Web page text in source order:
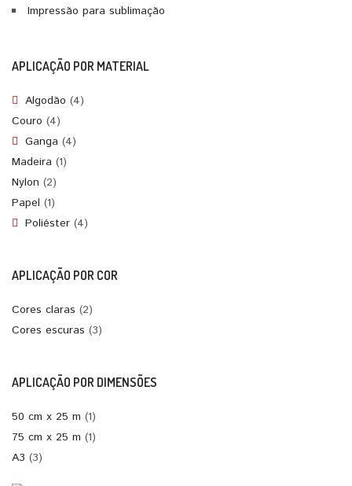
Impressão para sublimação
APLICAÇÃO POR MATERIAL
Algodão (4)
Couro (4)
Ganga (4)
Madeira (1)
Nylon (2)
Papel (1)
Poliéster (4)
APLICAÇÃO POR COR
Cores claras (2)
Cores escuras (3)
APLICAÇÃO POR DIMENSÕES
50 cm x 25 m (1)
75 cm x 25 m (1)
A3 (3)